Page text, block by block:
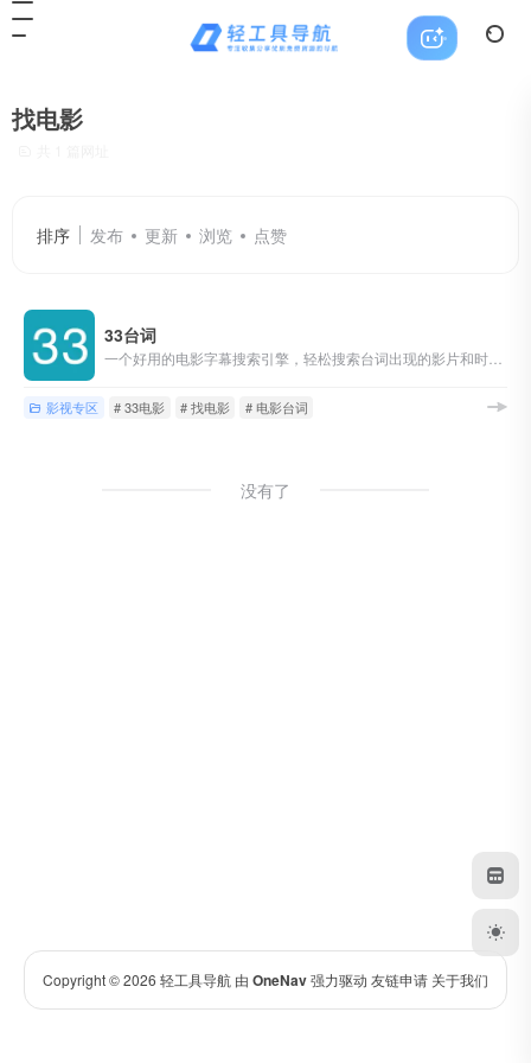
找电影
排序 发布 更新 浏览 点赞
33台词
影视专区 # 33电影 # 找电影 # 电影台词
没有了
Copyright © 2026 轻工具导航 由 OneNav强力驱动 友链申请 关于我们